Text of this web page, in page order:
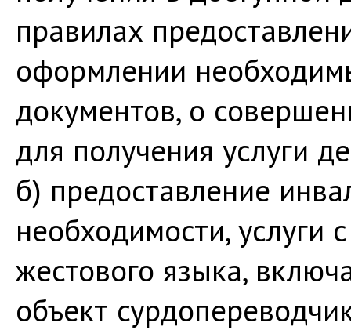
правилах
оформлении
документов, о
для получения услуги
б) предоставление
необходимости, услуги
жестового языка,
объект